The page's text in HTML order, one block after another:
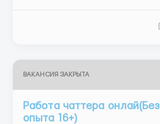
ВАКАНСИЯ ЗАКРЫТА
Работа чаттера онлай(Без
опыта 16+)